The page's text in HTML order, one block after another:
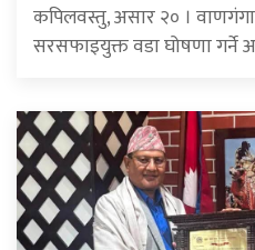
कपिलवस्तु, असार २० ।
सरसफाइयुक्त वडा घोषणा गर्ने